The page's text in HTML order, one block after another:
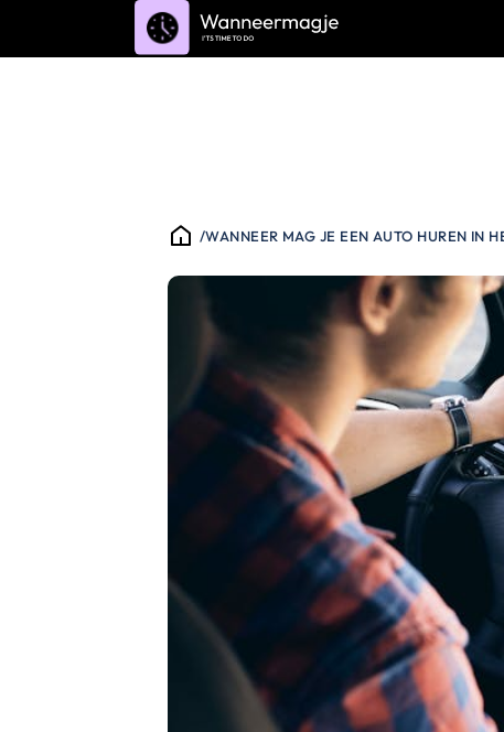
/WANNEER MAG JE EEN AUTO HUREN IN